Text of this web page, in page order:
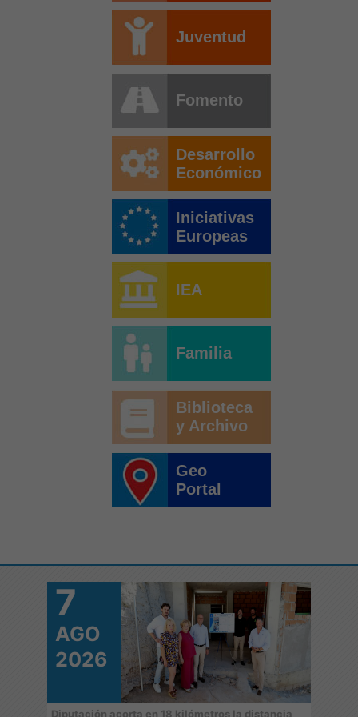
Juventud
Fomento
Desarrollo
Económico
Iniciativas
Europeas
IEA
Familia
Biblioteca
y Archivo
Geo
Portal
7
AGO
2026
Diputación acorta en 18 kilómetros la distancia